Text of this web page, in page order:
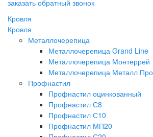
заказать обратный звонок
Кровля
Кровля
Металлочерепица
Металлочерепица Grand Line
Металлочерепица Монтеррей
Металлочерепица Металл
Профнастил
Профнастил оцинкованный
Профнастил С8
Профнастил С10
Профнастил МП20